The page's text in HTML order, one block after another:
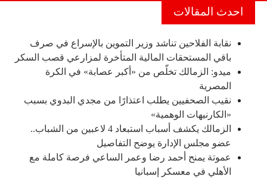
احدث المقالات
نقابة الفلاحين تناشد وزير التموين بالإسراع في صرف
باقي المستحقات المالية المتأخرة لمزارعي قصب السكر
ميدو: الزمالك تخلّص من «أكبر عصابة» في الكرة
المصرية
نقيب الصحفيين يطلب اعتذارًا من مجدي البدوي بسبب
«الكارنيهات الوهمية»
الزمالك يكشف أسباب استبعاد 4 لاعبين من الشباب..
عضو مجلس الإدارة يوضح التفاصيل
عموتة يمنح أحمد رضا وعمر الساعي فرصة كاملة مع
الأهلي في معسكر إسبانيا